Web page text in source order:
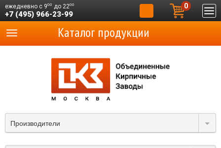
ежедневно с 900 до 2200
+7 (495) 966-23-99
0
Производители
Каталог продукции